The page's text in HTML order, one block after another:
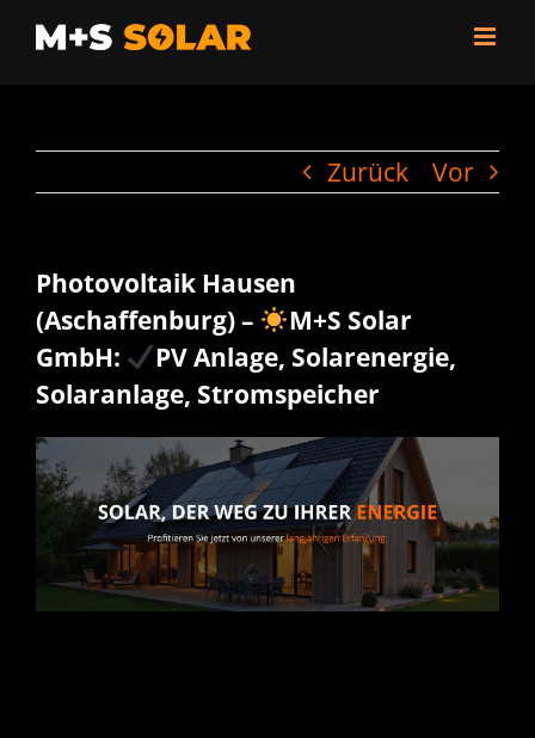
Zum
Inhalt
Zurück Vor
Photovoltaik Hausen
(Aschaffenburg) –
M+S Solar
GmbH:
PV Anlage, Solarenergie,
Solaranlage, Stromspeicher